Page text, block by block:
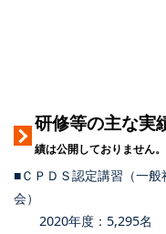
研修等の主な実
績は公開しておりません。
■ＣＰＤＳ認定講習（一
会）
2020年度：5,295名